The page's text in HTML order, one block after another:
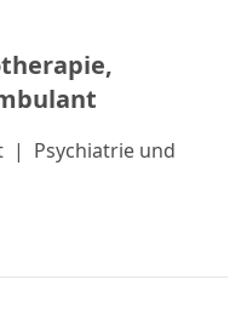
| Psychiatrie und